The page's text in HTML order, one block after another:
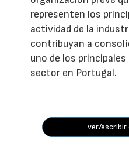
representen los
actividad de la
contribuyan a
uno de los
sector en Portugal.
ver/